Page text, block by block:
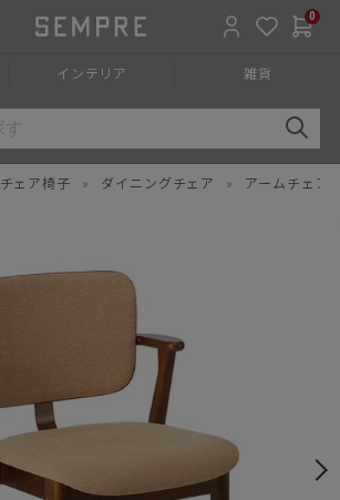
0
インテリア 雑貨
チェア椅子 » ダイニングチェア » アームチェア